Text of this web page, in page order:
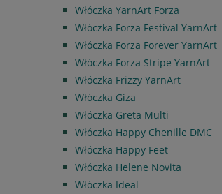
Włóczka YarnArt Forza
Włóczka Forza Festival YarnArt
Włóczka Forza Forever YarnArt
Włóczka Forza Stripe YarnArt
Włóczka Frizzy YarnArt
Włóczka Giza
Włóczka Greta Multi
Włóczka Happy Chenille DMC
Włóczka Happy Feet
Włóczka Helene Novita
Włóczka Ideal